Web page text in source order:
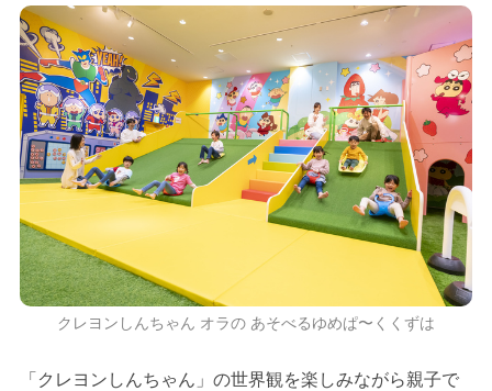
クレヨンしんちゃん オラの あそべるゆめぱ〜くくずは
「クレヨンしんちゃん」の世界観を楽しみながら親子で